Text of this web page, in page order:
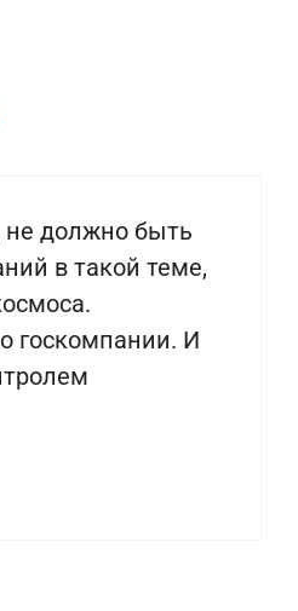
не должно быть
в такой теме,
госкомпании. И